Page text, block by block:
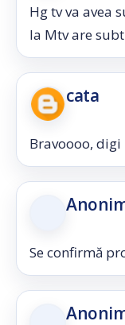
Hg tv va avea
la Mtv are
cata
Bravoooo, digi
Se confirmă